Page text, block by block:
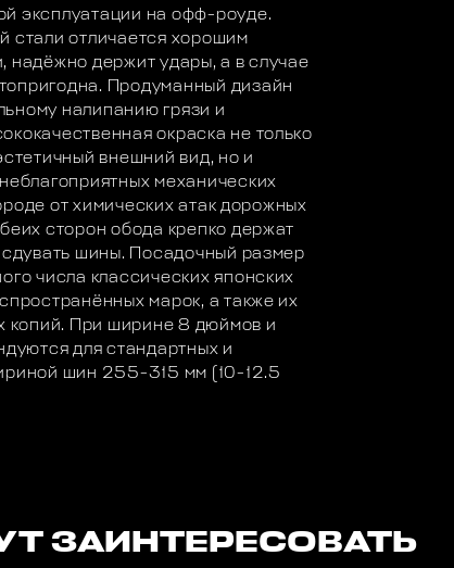
эксплуатации на офф-роуде.
стали отличается хорошим
держит удары, а в случае
Продуманный дизайн
налипанию грязи и
окраска не только
внешний вид, но и
механических
от химических атак дорожных
сторон обода крепко держат
шины. Посадочный размер
числа классических японских
марок, а также их
копий. При ширине 8 дюймов и
для стандартных и
шин 255-315 мм (10-12.5
ЗАИНТЕРЕСОВАТЬ